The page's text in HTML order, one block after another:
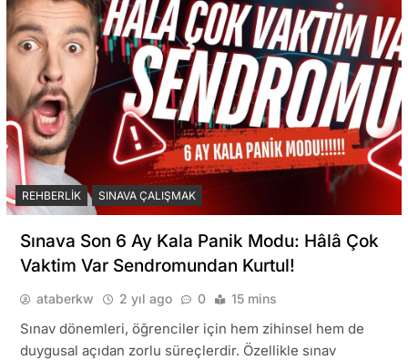
REHBERLIK SINAVA ÇALIŞMAK
Sınava Son 6 Ay Kala Panik Modu: Hâlâ Çok
Vaktim Var Sendromundan Kurtul!
ataberkw 2 yıl ago 0 15 mins
Sınav dönemleri, öğrenciler için hem zihinsel hem de
duygusal açıdan zorlu süreçlerdir. Özellikle sınav